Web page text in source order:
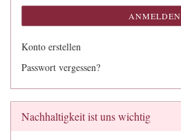
ANMELDEN
Konto erstellen
Passwort vergessen?
Nachhaltigkeit ist uns wichtig